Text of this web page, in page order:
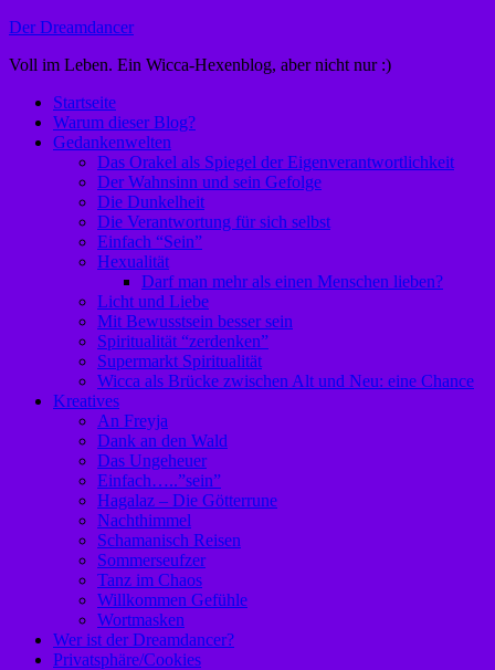
Zum
springen
Der Dreamdancer
Voll im Leben. Ein Wicca-Hexenblog, aber nicht nur :)
Startseite
Warum dieser Blog?
Gedankenwelten
Das Orakel als Spiegel der Eigenverantwortlichkeit
Der Wahnsinn und sein Gefolge
Die Dunkelheit
Die Verantwortung für sich selbst
Einfach “Sein”
Hexualität
Darf man mehr als einen Menschen lieben?
Licht und Liebe
Mit Bewusstsein besser sein
Spiritualität “zerdenken”
Supermarkt Spiritualität
Wicca als Brücke zwischen Alt und Neu: eine Chance
Kreatives
An Freyja
Dank an den Wald
Das Ungeheuer
Einfach…..”sein”
Hagalaz – Die Götterrune
Nachthimmel
Schamanisch Reisen
Sommerseufzer
Tanz im Chaos
Willkommen Gefühle
Wortmasken
Wer ist der Dreamdancer?
Privatsphäre/Cookies